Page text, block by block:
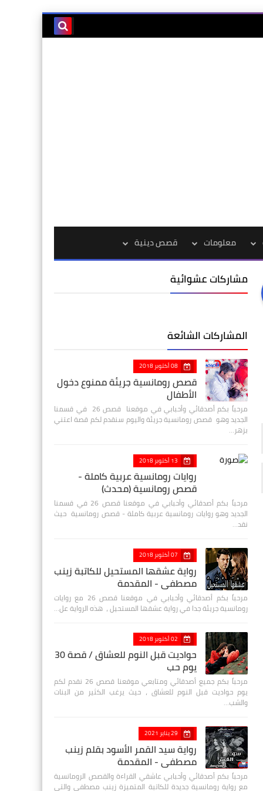
معلومات قصص دينية
مشاركات عشوائية
المشاركات الشائعة
08 أكتوبر 2018
قصص رومانسية جريئة ممنوع دخول
الأطفال
مرحباً بكم أصدقائي وأحبابي في موقعنا قصص 26 في قسمنا
الجديد وهو قصص رومانسية جريئة واليوم سنقدم لكم قصة اعتني
بزهر…
13 أكتوبر 2018
روايات رومانسية عربية كاملة -
قصص رومانسية (محدث)
مرحباً بكم أصدقائي وأحبابي في موقعنا قصص 26 في قسمنا
الجديد وهو روايات رومانسية عربية كاملة - قصص رومانسية حيث
نقد…
07 أكتوبر 2018
رواية عشقها المستحيل للكاتبة زينب
مصطفي - المقدمة
مرحباً بكم أصدقائي وأحبابي في موقعنا قصص 26 مع روايات
رومانسية جريئة جدا في رواية عشقها المستحيل ، هذه الرواية عل…
02 أكتوبر 2018
حواديت قبل النوم للعشاق / قصة 30
يوم حب
مرحباً بكم جميع أصدقائي ومتابعي موقعنا قصص 26 نقدم لكم
يوم حواديت قبل النوم للعشاق ، حيث يرغب الكثير من البنات
والشب…
29 يناير 2021
رواية سيد القمر الأسود بقلم زينب
مصطفي - المقدمة
مرحباً بكم أصدقائي وأحبابي عاشقي القراءة والقصص الرومانسية
مع رواية رومانسية جديدة للكاتبة المتميزة زينب مصطفى والتي